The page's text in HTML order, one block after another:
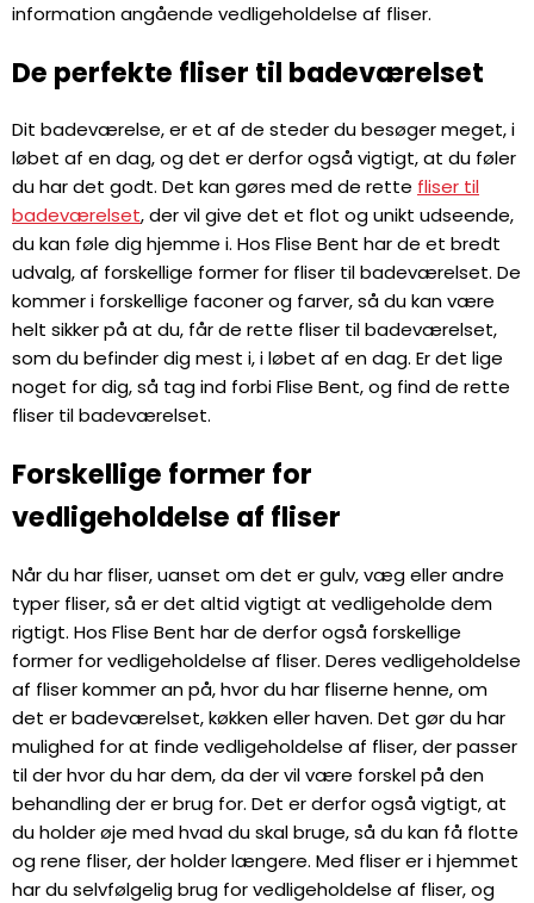
information angående vedligeholdelse af fliser.
De perfekte fliser til badeværelset
Dit badeværelse, er et af de steder du besøger meget, i
løbet af en dag, og det er derfor også vigtigt, at du føler
du har det godt. Det kan gøres med de rette fliser til
badeværelset, der vil give det et flot og unikt udseende,
du kan føle dig hjemme i. Hos Flise Bent har de et bredt
udvalg, af forskellige former for fliser til badeværelset. De
kommer i forskellige faconer og farver, så du kan være
helt sikker på at du, får de rette fliser til badeværelset,
som du befinder dig mest i, i løbet af en dag. Er det lige
noget for dig, så tag ind forbi Flise Bent, og find de rette
fliser til badeværelset.
Forskellige former for
vedligeholdelse af fliser
Når du har fliser, uanset om det er gulv, væg eller andre
typer fliser, så er det altid vigtigt at vedligeholde dem
rigtigt. Hos Flise Bent har de derfor også forskellige
former for vedligeholdelse af fliser. Deres vedligeholdelse
af fliser kommer an på, hvor du har fliserne henne, om
det er badeværelset, køkken eller haven. Det gør du har
mulighed for at finde vedligeholdelse af fliser, der passer
til der hvor du har dem, da der vil være forskel på den
behandling der er brug for. Det er derfor også vigtigt, at
du holder øje med hvad du skal bruge, så du kan få flotte
og rene fliser, der holder længere. Med fliser er i hjemmet
har du selvfølgelig brug for vedligeholdelse af fliser, og